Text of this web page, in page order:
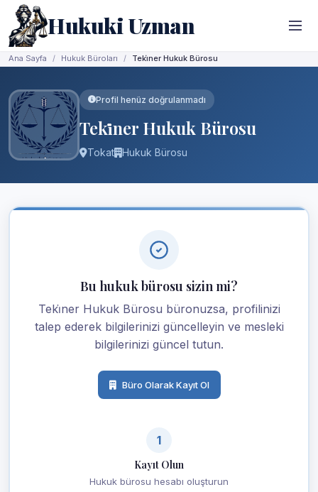
Hukuki Uzman
Ana Sayfa Hukuk Büroları Teki̇ner Hukuk Bürosu
Profil henüz doğrulanmadı
Teki̇ner Hukuk Bürosu
Tokat Hukuk Bürosu
Bu hukuk bürosu sizin mi?
Teki̇ner Hukuk Bürosu büronuzsa, profilinizi
talep ederek bilgilerinizi güncelleyin ve mesleki
bilgilerinizi güncel tutun.
Büro Olarak Kayıt Ol
1
Kayıt Olun
Hukuk bürosu hesabı oluşturun